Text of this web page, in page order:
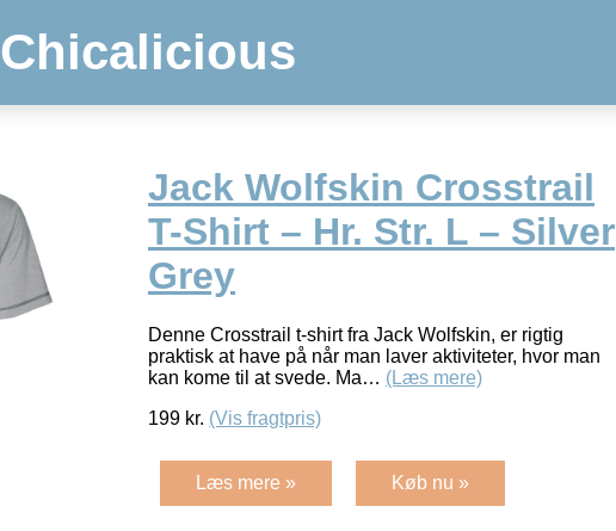
Chicalicious
Jack Wolfskin Crosstrail
T-Shirt – Hr. Str. L – Silver
Grey
Denne Crosstrail t-shirt fra Jack Wolfskin, er rigtig
praktisk at have på når man laver aktiviteter, hvor man
kan kome til at svede. Ma… (Læs mere)
199 kr. (Vis fragtpris)
Læs mere » Køb nu »